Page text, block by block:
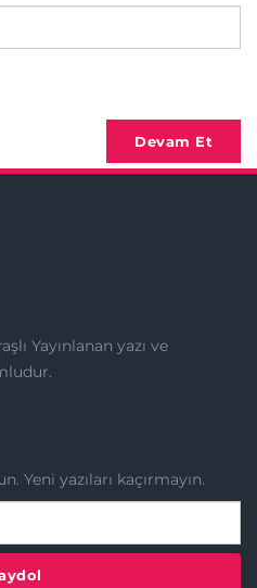
Devam Et
Yayınlanan yazı ve
Yeni yazıları kaçırmayın.